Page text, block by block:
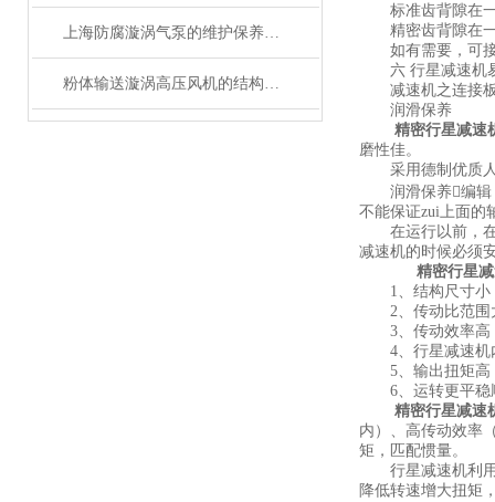
上海防腐漩涡气泵的维护保养方法和注意事项
粉体输送漩涡高压风机的结构特点及原理
标准齿背隙在一
精密齿背隙在一
如有需要，可接
六 行星减速机
减速机之连接板
润滑保养
精密行星减速
磨性佳。
采用德制优质人
润滑保养编辑
不能保证zui上面的
在运行以前，在
减速机的时候必须
精密行星
1、结构尺寸小
2、传动比范围
3、传动效率高
4、行星减速机内
5、输出扭矩高
6、运转更平稳顺
精密行星减速
内）、高传动效率
矩，匹配惯量。
行星减速机利用
降低转速增大扭矩